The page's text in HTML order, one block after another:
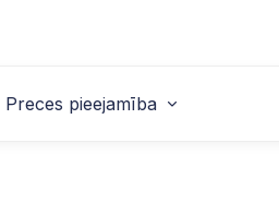
Preces pieejamība